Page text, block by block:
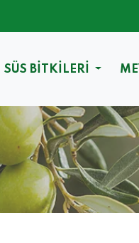
SÜS BİTKİLERİ